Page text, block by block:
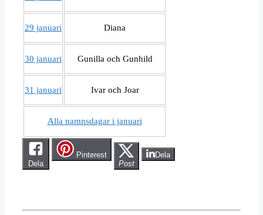
29 januari Diana
30 januari Gunilla och Gunhild
31 januari Ivar och Joar
Alla namnsdagar i januari
Dela
Pinterest
Post
Dela